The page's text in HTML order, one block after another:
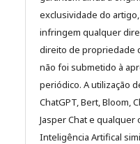
exclusividade do
infringem qualquer
direito de propriedade
não foi submetido à
periódico. A utilização
ChatGPT, Bert, Bloom,
Jasper Chat e qualquer
Inteligência Artifical